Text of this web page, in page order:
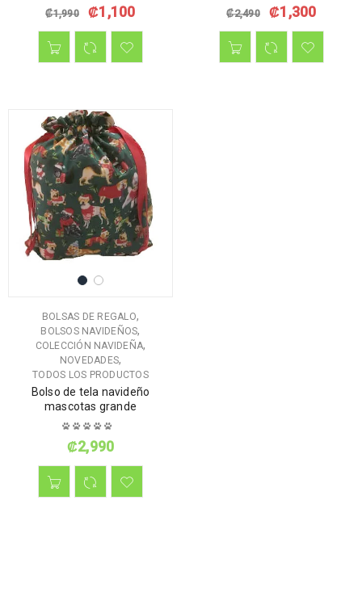
₡1,990 ₡1,100 ₡2,490 ₡1,300
BOLSAS DE REGALO,
BOLSOS NAVIDEÑOS,
COLECCIÓN NAVIDEÑA,
NOVEDADES,
TODOS LOS PRODUCTOS
Bolso de tela navideño
mascotas grande
₡2,990